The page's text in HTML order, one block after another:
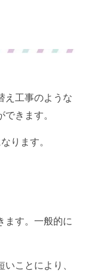
え工事のような
きます。
ります。
ます。一般的に
ことにより、